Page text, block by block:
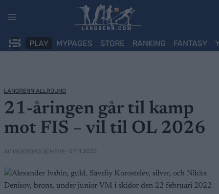
PLAY MYPAGES STORE RANKING FANTASY
LANGRENN ALLROUND
21-åringen går til kamp
mot FIS – vil til OL 2026
AV INGEBORG SCHEVE• 07.11.2025